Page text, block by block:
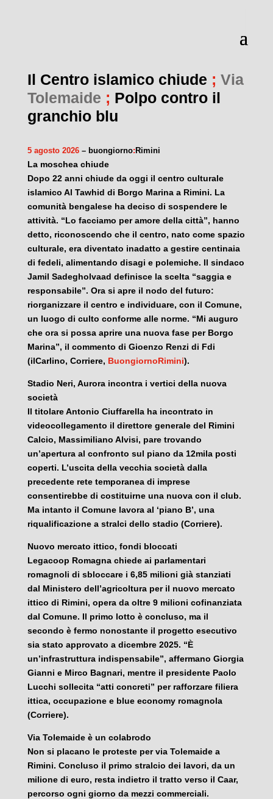
Il Centro islamico chiude ; Via
Tolemaide ; Polpo contro il
granchio blu
5 agosto 2026– buongiorno: Rimini
La moschea chiude
Dopo 22 anni chiude da oggi il centro culturale
islamico Al Tawhid di Borgo Marina a Rimini. La
comunità bengalese ha deciso di sospendere le
attività. “Lo facciamo per amore della città”, hanno
detto, riconoscendo che il centro, nato come spazio
culturale, era diventato inadatto a gestire centinaia
di fedeli, alimentando disagi e polemiche. Il sindaco
Jamil Sadegholvaad definisce la scelta “saggia e
responsabile”. Ora si apre il nodo del futuro:
riorganizzare il centro e individuare, con il Comune,
un luogo di culto conforme alle norme. “Mi auguro
che ora si possa aprire una nuova fase per Borgo
Marina”, il commento di Gioenzo Renzi di Fdi
(ilCarlino, Corriere, BuongiornoRimini).
Stadio Neri, Aurora incontra i vertici della nuova
società
Il titolare Antonio Ciuffarella ha incontrato in
videocollegamento il direttore generale del Rimini
Calcio, Massimiliano Alvisi, pare trovando
un’apertura al confronto sul piano da 12mila posti
coperti. L’uscita della vecchia società dalla
precedente rete temporanea di imprese
consentirebbe di costituirne una nuova con il club.
Ma intanto il Comune lavora al ‘piano B’, una
riqualificazione a stralci dello stadio (Corriere).
Nuovo mercato ittico, fondi bloccati
Legacoop Romagna chiede ai parlamentari
romagnoli di sbloccare i 6,85 milioni già stanziati
dal Ministero dell’agricoltura per il nuovo mercato
ittico di Rimini, opera da oltre 9 milioni cofinanziata
dal Comune. Il primo lotto è concluso, ma il
secondo è fermo nonostante il progetto esecutivo
sia stato approvato a dicembre 2025. “È
un’infrastruttura indispensabile”, affermano Giorgia
Gianni e Mirco Bagnari, mentre il presidente Paolo
Lucchi sollecita “atti concreti” per rafforzare filiera
ittica, occupazione e blue economy romagnola
(Corriere).
Via Tolemaide è un colabrodo
Non si placano le proteste per via Tolemaide a
Rimini. Concluso il primo stralcio dei lavori, da un
milione di euro, resta indietro il tratto verso il Caar,
percorso ogni giorno da mezzi commerciali.